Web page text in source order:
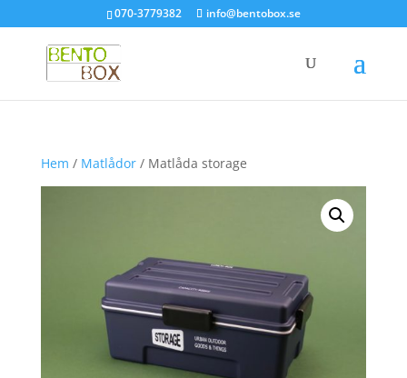
070-3779382 info@bentobox.se
Hem / Matlådor/ Matlåda storage